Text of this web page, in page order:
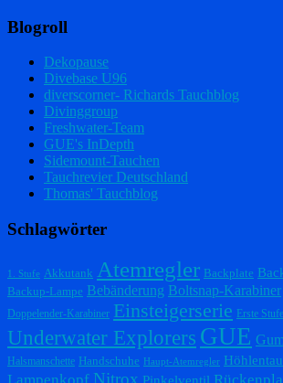
Blogroll
Dekopause
Divebase U96
diverscorner- Richards Tauchblog
Divinggroup
Freshwater-Team
GUE's InDepth
Sidemount-Tauchen
Tauchrevier Deutschland
Thomas' Tauchblog
Schlagwörter
1. Stufe Akkutank Atemregler Backplate
Backup-Lampe Bebänderung Boltsnap-Karabiner
Doppelender-Karabiner Einsteigerserie Erste Stufe
Underwater Explorers GUE
Halsmanschette Handschuhe Haupt-Atemregler
Lampenkopf Nitrox Pinkelventil